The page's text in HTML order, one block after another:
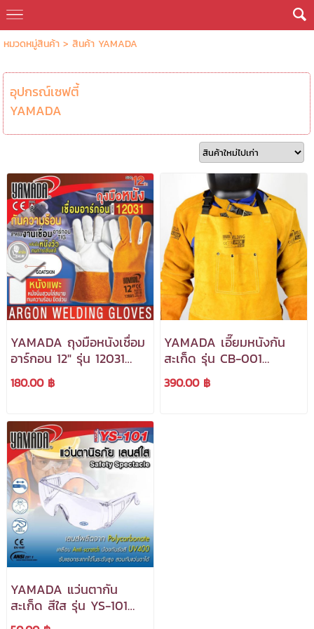
หมวดหมู่สินค้า> สินค้า YAMADA
อุปกรณ์เซฟตี้
YAMADA
YAMADA ถุงมือหนังเชื่อม
อาร์กอน 12" รุ่น 12031
***สามารถออกใบกำกับ
ภาษีได้***
180.00 ฿
YAMADA เอี๊ยมหนังกัน
สะเก็ด รุ่น CB-001
***สามารถออกใบกำกับ
ภาษ๊ได้***
390.00 ฿
YAMADA แว่นตากัน
สะเก็ด สีใส รุ่น YS-101
***สามารถอกใบกำกับภาษี